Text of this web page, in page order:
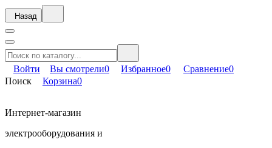
Назад
Войти Вы смотрели0 Избранное0 Сравнение0
Поиск
Корзина0
Интернет-магазин
электрооборудования и